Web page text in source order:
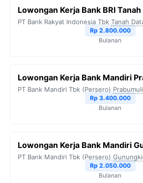
Lowongan Kerja Bank BRI
PT Bank Rakyat Indonesia Tbk Tanah
Rp 2.800.000
Bulanan
Lowongan Kerja Bank Mandiri
PT Bank Mandiri Tbk (Persero)
Rp 3.400.000
Bulanan
Lowongan Kerja Bank Mandiri
PT Bank Mandiri Tbk (Persero)
Rp 2.050.000
Bulanan